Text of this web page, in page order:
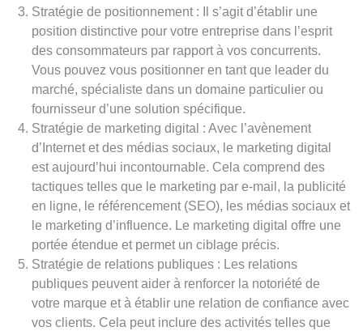
Stratégie de positionnement : Il s’agit d’établir une
position distinctive pour votre entreprise dans l’esprit
des consommateurs par rapport à vos concurrents.
Vous pouvez vous positionner en tant que leader du
marché, spécialiste dans un domaine particulier ou
fournisseur d’une solution spécifique.
Stratégie de marketing digital : Avec l’avènement
d’Internet et des médias sociaux, le marketing digital
est aujourd’hui incontournable. Cela comprend des
tactiques telles que le marketing par e-mail, la publicité
en ligne, le référencement (SEO), les médias sociaux et
le marketing d’influence. Le marketing digital offre une
portée étendue et permet un ciblage précis.
Stratégie de relations publiques : Les relations
publiques peuvent aider à renforcer la notoriété de
votre marque et à établir une relation de confiance avec
vos clients. Cela peut inclure des activités telles que